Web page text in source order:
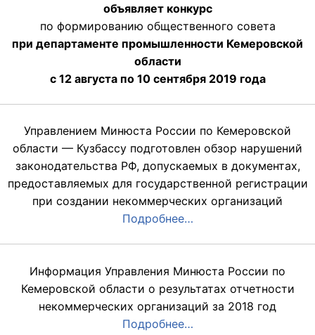
объявляет конкурс
по формированию общественного совета
при департаменте промышленности Кемеровской
области
с 12 августа по 10 сентября 2019 года
Управлением Минюста России по Кемеровской
области — Кузбассу подготовлен обзор нарушений
законодательства РФ, допускаемых в документах,
предоставляемых для государственной регистрации
при создании некоммерческих организаций
Подробнее…
Информация Управления Минюста России по
Кемеровской области о результатах отчетности
некоммерческих организаций за 2018 год
Подробнее…